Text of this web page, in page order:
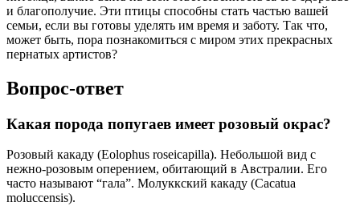
и благополучие. Эти птицы способны стать частью вашей
семьи, если вы готовы уделять им время и заботу. Так что,
может быть, пора познакомиться с миром этих прекрасных
пернатых артистов?
Вопрос-ответ
Какая порода попугаев имеет розовый окрас?
Розовый какаду (Eolophus roseicapilla). Небольшой вид с
нежно-розовым оперением, обитающий в Австралии. Его
часто называют “гала”. Молуккский какаду (Cacatua
moluccensis).